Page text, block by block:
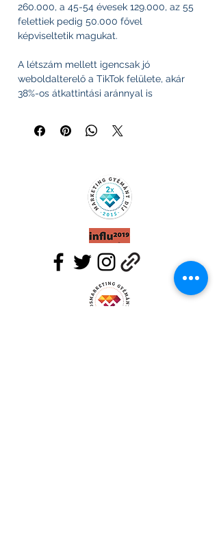
260.000, a 45-54 évesek 129.000, az 55
felettiek pedig 50.000 fővel
képviseltetik magukat.
A létszám mellett igencsak jó
weboldalterelő a TikTok felülete, akár
38%-os átkattintási aránnyal is